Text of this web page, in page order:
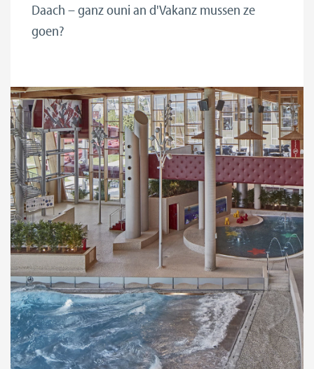
Daach – ganz ouni an d'Vakanz mussen ze
goen?